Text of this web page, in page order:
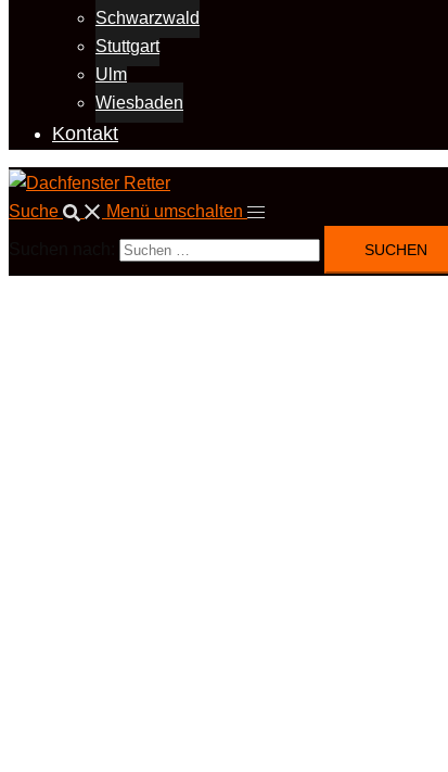
Schwarzwald
Stuttgart
Ulm
Wiesbaden
Kontakt
Suche Menü umschalten